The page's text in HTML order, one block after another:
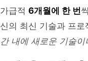
가급적 6개월에 한 번
신의 최신 기술과 프
간 내에 새로운 기술